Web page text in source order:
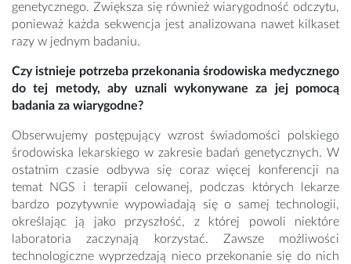
genetycznego. Zwiększa się również wiarygodność odczytu,
ponieważ każda sekwencja jest analizowana nawet kilkaset
razy w jednym badaniu.
Czy istnieje potrzeba przekonania środowiska medycznego
do tej metody, aby uznali wykonywane za jej pomocą
badania za wiarygodne?
Obserwujemy postępujący wzrost świadomości polskiego
środowiska lekarskiego w zakresie badań genetycznych. W
ostatnim czasie odbywa się coraz więcej konferencji na
temat NGS i terapii celowanej, podczas których lekarze
bardzo pozytywnie wypowiadają się o samej technologii,
określając ją jako przyszłość, z której powoli niektóre
laboratoria zaczynają korzystać. Zawsze możliwości
technologiczne wyprzedzają nieco przekonanie się do nich